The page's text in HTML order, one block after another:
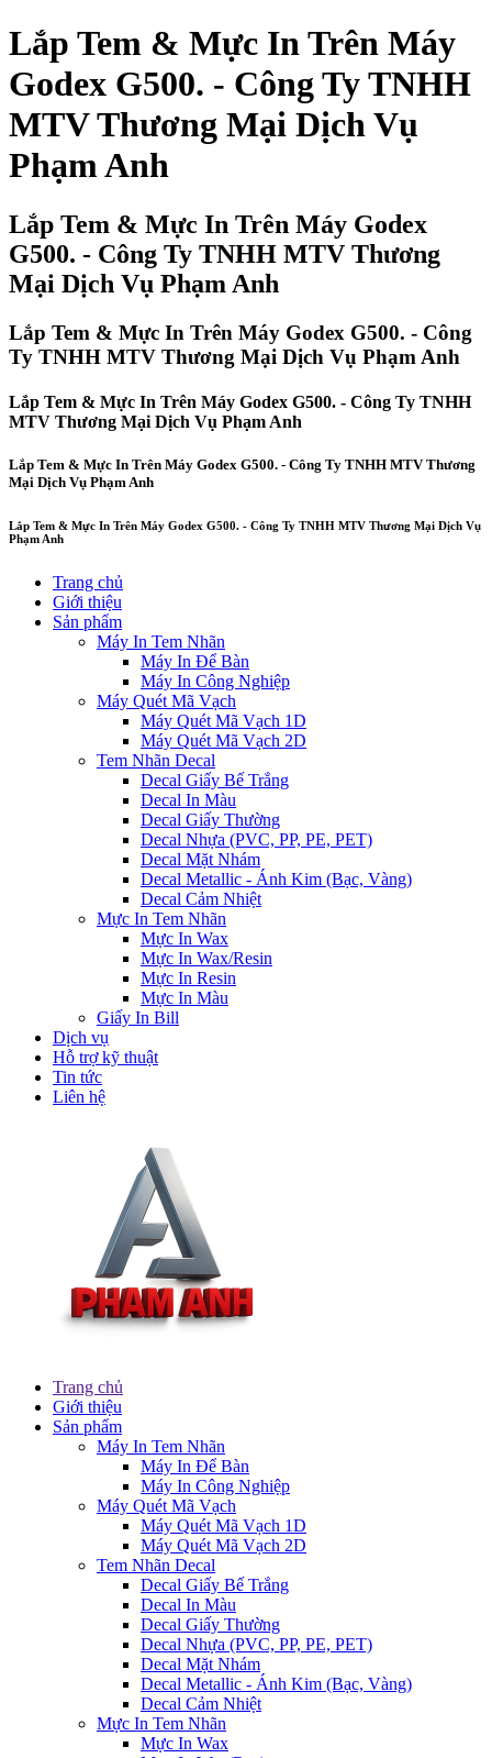
Lắp Tem & Mực In Trên Máy
Godex G500. - Công Ty TNHH
MTV Thương Mại Dịch Vụ
Phạm Anh
Lắp Tem & Mực In Trên Máy Godex
G500. - Công Ty TNHH MTV Thương
Mại Dịch Vụ Phạm Anh
Lắp Tem & Mực In Trên Máy Godex G500. - Công
Ty TNHH MTV Thương Mại Dịch Vụ Phạm Anh
Lắp Tem & Mực In Trên Máy Godex G500. - Công Ty TNHH
MTV Thương Mại Dịch Vụ Phạm Anh
Lắp Tem & Mực In Trên Máy Godex G500. - Công Ty TNHH MTV Thương
Mại Dịch Vụ Phạm Anh
Lắp Tem & Mực In Trên Máy Godex G500. - Công Ty TNHH MTV Thương Mại Dịch Vụ
Phạm Anh
Trang chủ
Giới thiệu
Sản phẩm
Máy In Tem Nhãn
Máy In Để Bàn
Máy In Công Nghiệp
Máy Quét Mã Vạch
Máy Quét Mã Vạch 1D
Máy Quét Mã Vạch 2D
Tem Nhãn Decal
Decal Giấy Bế Trắng
Decal In Màu
Decal Giấy Thường
Decal Nhựa (PVC, PP, PE, PET)
Decal Mặt Nhám
Decal Metallic - Ánh Kim (Bạc, Vàng)
Decal Cảm Nhiệt
Mực In Tem Nhãn
Mực In Wax
Mực In Wax/Resin
Mực In Resin
Mực In Màu
Giấy In Bill
Dịch vụ
Hỗ trợ kỹ thuật
Tin tức
Liên hệ
Trang chủ
Giới thiệu
Sản phẩm
Máy In Tem Nhãn
Máy In Để Bàn
Máy In Công Nghiệp
Máy Quét Mã Vạch
Máy Quét Mã Vạch 1D
Máy Quét Mã Vạch 2D
Tem Nhãn Decal
Decal Giấy Bế Trắng
Decal In Màu
Decal Giấy Thường
Decal Nhựa (PVC, PP, PE, PET)
Decal Mặt Nhám
Decal Metallic - Ánh Kim (Bạc, Vàng)
Decal Cảm Nhiệt
Mực In Tem Nhãn
Mực In Wax